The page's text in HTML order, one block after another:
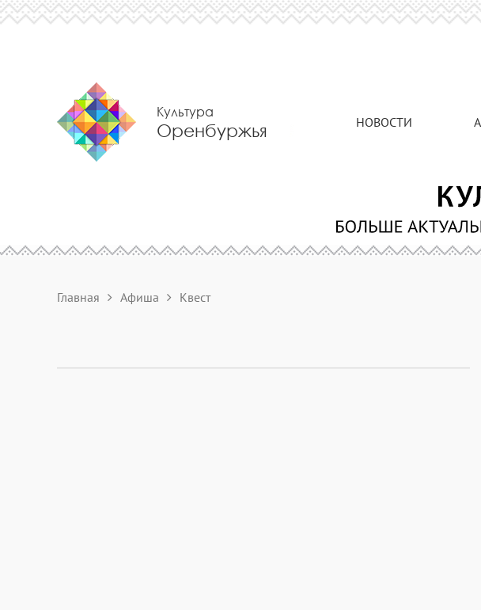
Культура
Оренбуржья НОВОСТИ
Главная Афиша Квест